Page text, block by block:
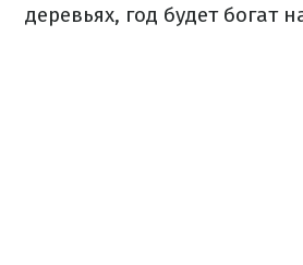
деревьях, год будет богат